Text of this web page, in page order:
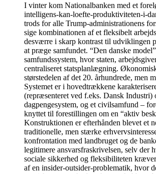
I vinter kom Nationalbanken med et
intelligens-kan-loefte-produktiviteten-i-
trods for alle Trump-administrationens
sige kombinationen af et fleksibelt
desværre i skarp kontrast til udviklingen
at præge samfundet. “Den danske
samfundssystem, hvor staten,
centraliseret statsplanlægning.
størstedelen af det 20. århundrede, men
Systemet er i hovedtrækkene
(repræsenteret ved f.eks. Dansk Industri)
dagpengesystem, og et civilsamfund –
knyttet til forestillingen om en “aktiv
Konstruktionen er efterhånden blevet et
traditionelle, men stærke
konfrontation med landbruget og de
legitimere ansvarsfraskrivelsen, selv der
sociale sikkerhed og fleksibiliteten
af en insider-outsider-problematik, hvor